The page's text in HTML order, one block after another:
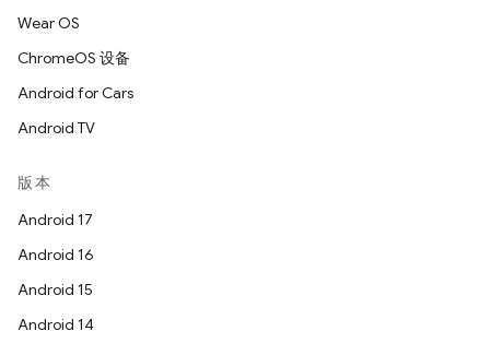
Wear OS
ChromeOS 设备
Android for Cars
Android TV
版本
Android 17
Android 16
Android 15
Android 14